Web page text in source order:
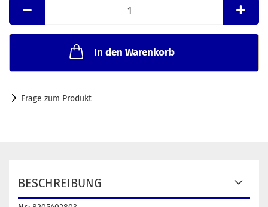
In den Warenkorb
Frage zum Produkt
BESCHREIBUNG